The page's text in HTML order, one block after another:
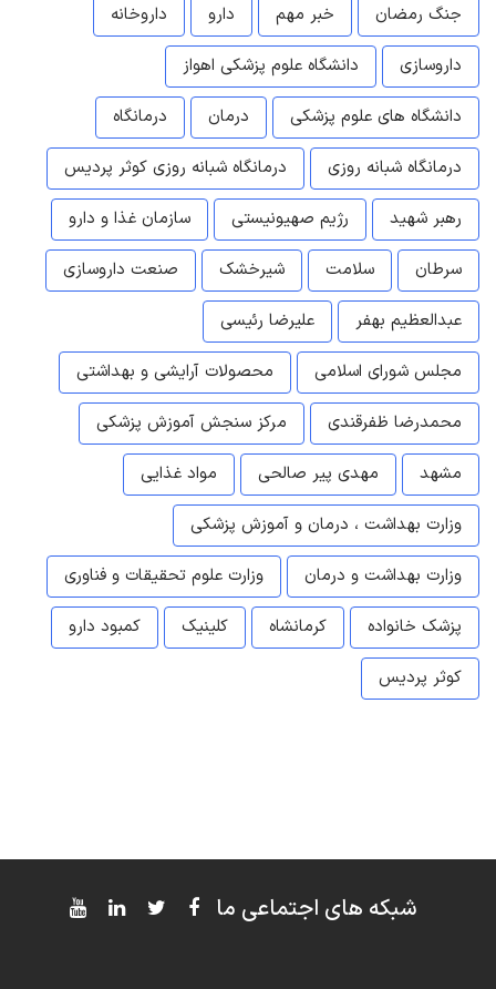
جنگ رمضان
خبر مهم دارو
داروخانه
داروسازی
دانشگاه علوم پزشکی اهواز
دانشگاه های علوم پزشکی
درمان
درمانگاه
درمانگاه شبانه روزی
درمانگاه شبانه روزی کوثر پردیس
رهبر شهید
رژیم صهیونیستی
سازمان غذا و دارو
سرطان
سلامت شیرخشک
صنعت داروسازی
عبدالعظیم بهفر
علیرضا رئیسی
مجلس شورای اسلامی
محصولات آرایشی و بهداشتی
محمدرضا ظفرقندی
مرکز سنجش آموزش پزشکی
مشهد
مهدی پیر صالحی
مواد غذایی
وزارت بهداشت ، درمان و آموزش پزشکی
وزارت بهداشت و درمان
وزارت علوم تحقیقات و فناوری
پزشک خانواده
کرمانشاه کلینیک
کمبود دارو
کوثر پردیس
شبکه های اجتماعی ما